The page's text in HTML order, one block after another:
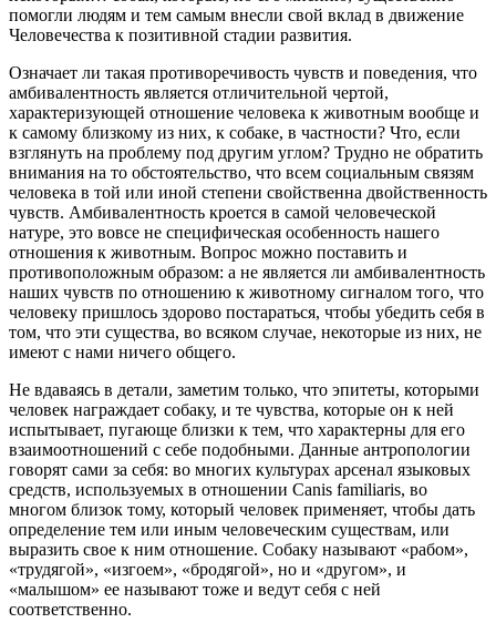
помогли людям и тем самым внесли свой вклад в движение
Человечества к позитивной стадии развития.
Означает ли такая противоречивость чувств и поведения, что
амбивалентность является отличительной чертой,
характеризующей отношение человека к животным вообще и
к самому близкому из них, к собаке, в частности? Что, если
взглянуть на проблему под другим углом? Трудно не обратить
внимания на то обстоятельство, что всем социальным связям
человека в той или иной степени свойственна двойственность
чувств. Амбивалентность кроется в самой человеческой
натуре, это вовсе не специфическая особенность нашего
отношения к животным. Вопрос можно поставить и
противоположным образом: а не является ли амбивалентность
наших чувств по отношению к животному сигналом того, что
человеку пришлось здорово постараться, чтобы убедить себя в
том, что эти существа, во всяком случае, некоторые из них, не
имеют с нами ничего общего.
Не вдаваясь в детали, заметим только, что эпитеты, которыми
человек награждает собаку, и те чувства, которые он к ней
испытывает, пугающе близки к тем, что характерны для его
взаимоотношений с себе подобными. Данные антропологии
говорят сами за себя: во многих культурах арсенал языковых
средств, используемых в отношении Canis familiaris, во
многом близок тому, который человек применяет, чтобы дать
определение тем или иным человеческим существам, или
выразить свое к ним отношение. Собаку называют «рабом»,
«трудягой», «изгоем», «бродягой», но и «другом», и
«малышом» ее называют тоже и ведут себя с ней
соответственно.